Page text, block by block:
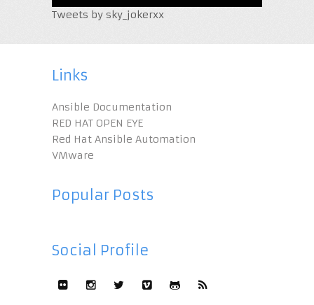
Tweets by sky_jokerxx
Links
Ansible Documentation
RED HAT OPEN EYE
Red Hat Ansible Automation
VMware
Popular Posts
Social Profile